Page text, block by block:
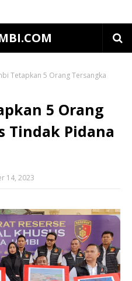
Tetapkan 5 Orang Tersangka
5 Orang
Tindak Pidana
14, 2023